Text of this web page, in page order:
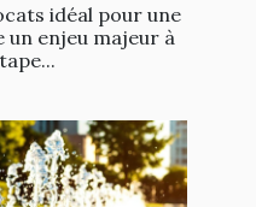
idéal pour une
enjeu majeur à